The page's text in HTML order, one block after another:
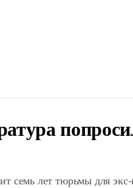
лет тюрьмы для экс-